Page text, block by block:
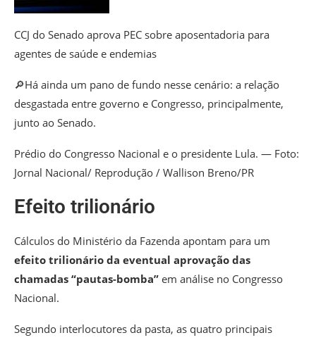
CCJ do Senado aprova PEC sobre aposentadoria para
agentes de saúde e endemias
🔎Há ainda um pano de fundo nesse cenário: a relação
desgastada entre governo e Congresso, principalmente,
junto ao Senado.
Prédio do Congresso Nacional e o presidente Lula. — Foto:
Jornal Nacional/ Reprodução / Wallison Breno/PR
Efeito trilionário
Cálculos do Ministério da Fazenda apontam para um
efeito trilionário da eventual aprovação das
chamadas “pautas-bomba” em análise no Congresso
Nacional.
Segundo interlocutores da pasta, as quatro principais